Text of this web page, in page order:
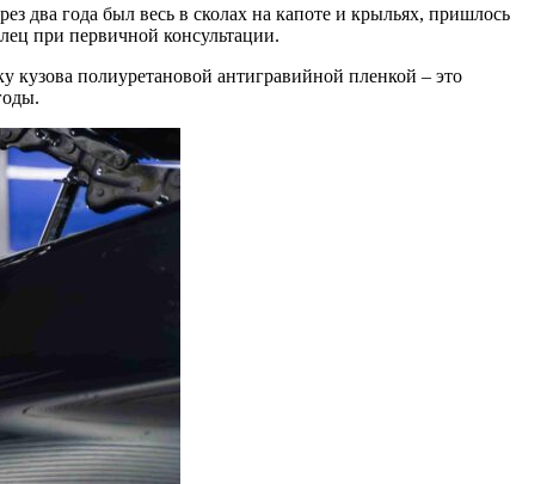
два года был весь в сколах на капоте и крыльях, пришлось
при первичной консультации.
полиуретановой антигравийной пленкой – это